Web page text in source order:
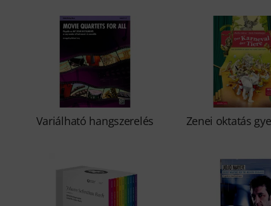
Variálható hangszerelés Zenei oktatás